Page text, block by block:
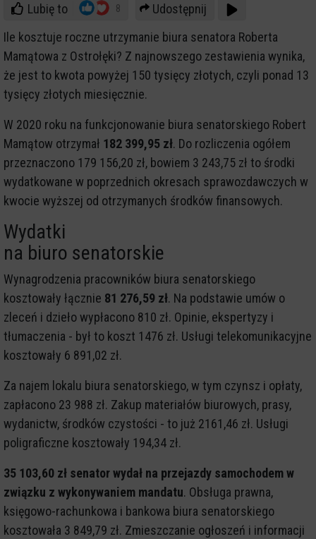
Lubię to 8
Udostępnij
Ile kosztuje roczne utrzymanie biura senatora Roberta
Mamątowa z Ostrołęki? Z najnowszego zestawienia wynika,
że jest to kwota powyżej 150 tysięcy złotych, czyli ponad 13
tysięcy złotych miesięcznie.
W 2020 roku na funkcjonowanie biura senatorskiego Robert
Mamątow otrzymał 182 399,95 zł. Do rozliczenia ogółem
przeznaczono 179 156,20 zł, bowiem 3 243,75 zł to środki
wydatkowane w poprzednich okresach sprawozdawczych w
kwocie wyższej od otrzymanych środków finansowych.
Wydatki
na biuro senatorskie
Wynagrodzenia pracowników biura senatorskiego
kosztowały łącznie 81 276,59 zł. Na podstawie umów o
zleceń i dzieło wypłacono 810 zł. Opinie, ekspertyzy i
tłumaczenia - był to koszt 1476 zł. Usługi telekomunikacyjne
kosztowały 6 891,02 zł.
Za najem lokalu biura senatorskiego, w tym czynsz i opłaty,
zapłacono 23 988 zł. Zakup materiałów biurowych, prasy,
wydanictw, środków czystości - to już 2161,46 zł. Usługi
poligraficzne kosztowały 194,34 zł.
35 103,60 zł senator wydał na przejazdy samochodem w
związku z wykonywaniem mandatu. Obsługa prawna,
księgowo-rachunkowa i bankowa biura senatorskiego
kosztowała 3 849,79 zł. Zmieszczanie ogłoszeń i informacji